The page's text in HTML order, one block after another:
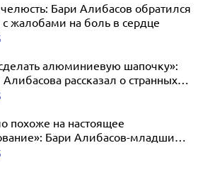
Бари Алибасов обратился
с жалобами на боль в сердце
алюминиевую шапочку»:
рассказал о странных
отца, охваченного демонами
похоже на настоящее
Бари Алибасов-младший
10-й раз